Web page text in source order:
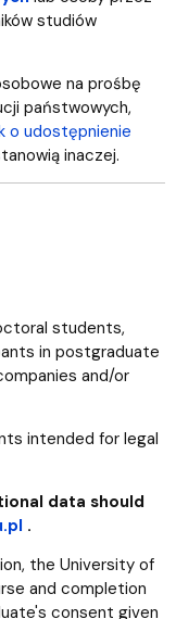
studiów
na prośbę
państwowych,
o udostępnienie
inaczej.
students,
in postgraduate
and/or
intended for legal
data should
.
the University of
and completion
consent given